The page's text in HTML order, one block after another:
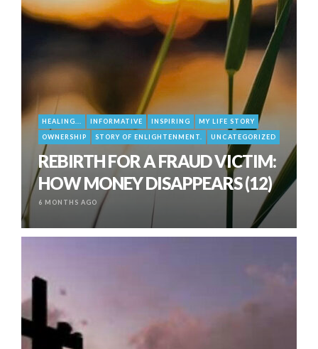
HEALING... INFORMATIVE INSPIRING
MY LIFE STORY
OWNERSHIP
STORY OF ENLIGHTENMENT. UNCATEGORIZED
REBIRTH FOR A FRAUD VICTIM:
HOW MONEY DISAPPEARS (12)
6 MONTHS AGO